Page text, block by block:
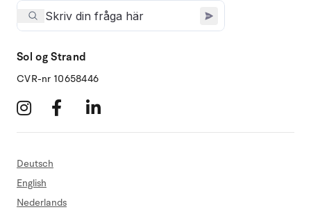
Sol og Strand
CVR-nr 10658446
Deutsch
English
Nederlands